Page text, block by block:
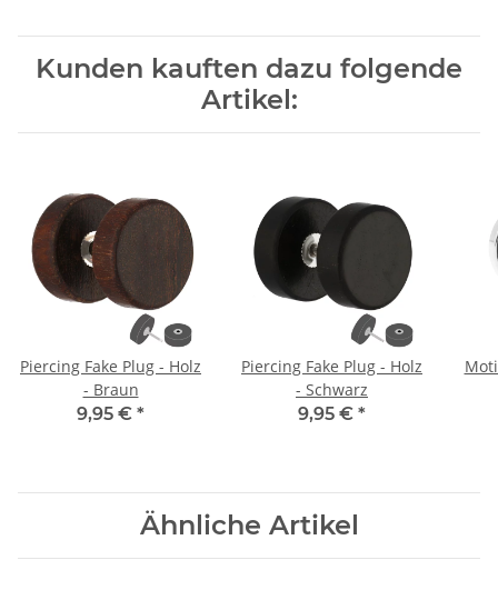
Kunden kauften dazu folgende
Artikel:
Piercing Fake Plug - Holz
- Braun
9,95 € *
Piercing Fake Plug - Holz
- Schwarz
9,95 € *
Ähnliche Artikel